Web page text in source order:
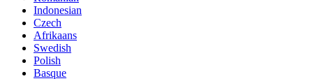
Indonesian
Czech
Afrikaans
Swedish
Polish
Basque